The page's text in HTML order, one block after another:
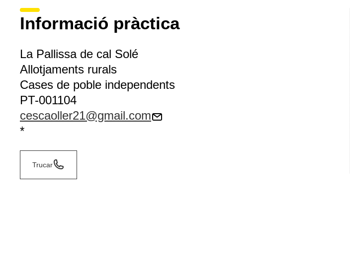
Informació pràctica
La Pallissa de cal Solé
Allotjaments rurals
Cases de poble independents
PT-001104
cescaoller21@gmail.com
*
Trucar